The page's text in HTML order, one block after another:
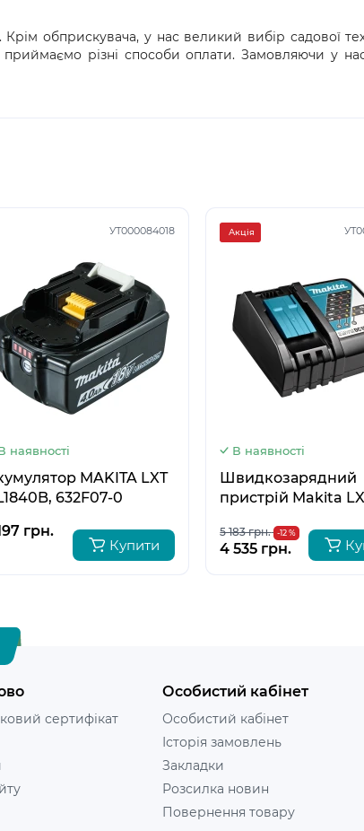
обприскувача, у нас великий вибір садової
різні способи оплати. Замовляючи у
УТ000084018
наявності
MAKITA LXT
632F07-0
грн.
Купити
Акція
В наявності
Швидкозарядний
пристрій Makita
5 183 грн. -12 %
4 535 грн.
сертифікат
Особистий кабінет
Особистий кабінет
Історія замовлень
Закладки
Розсилка новин
Повернення товару